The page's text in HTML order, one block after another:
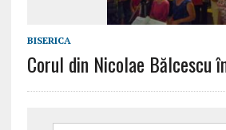
BISERICA
Corul din Nicolae Bălcescu